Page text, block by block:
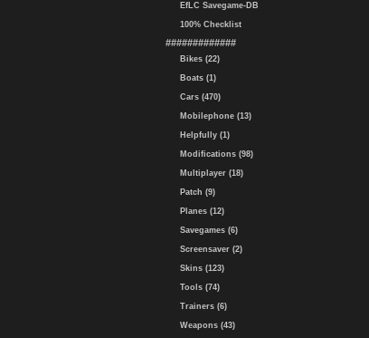
EfLC Savegame-DB
100% Checklist
#############
Bikes (22)
Boats (1)
Cars (470)
Mobilephone (13)
Helpfully (1)
Modifications (98)
Multiplayer (18)
Patch (9)
Planes (12)
Savegames (6)
Screensaver (2)
Skins (123)
Tools (74)
Trainers (6)
Weapons (43)